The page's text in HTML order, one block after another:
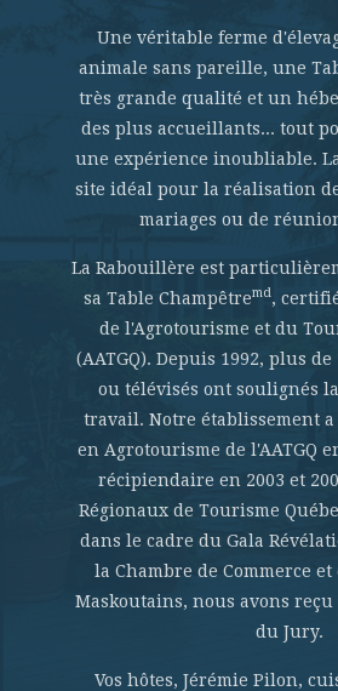
Une véritable ferme
animale sans pareille, une
très grande qualité et un
des plus accueillants... tout
une expérience inoubliable.
site idéal pour la réalisation
mariages ou de
La Rabouillère est
sa Table Champêtremd,
de l'Agrotourisme et du
(AATGQ). Depuis 1992, plus
ou télévisés ont soulignés
travail. Notre établissement
en Agrotourisme de l'AATGQ
récipiendaire en 2003 et
Régionaux de Tourisme
dans le cadre du Gala
la Chambre de Commerce
Maskoutains, nous avons
du Jury.
Vos hôtes, Jérémie Pilon,